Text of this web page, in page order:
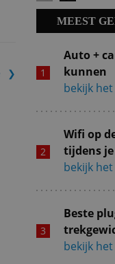
VorigeVolgende
MEEST
Auto +
kunnen
bekijk
Wifi op
tijdens
bekijk
Beste
bekijk